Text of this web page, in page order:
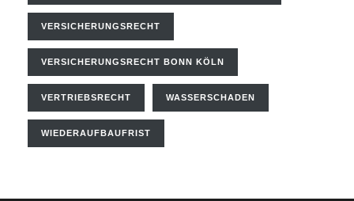
VERSICHERUNGSRECHT
VERSICHERUNGSRECHT BONN KÖLN
VERTRIEBSRECHT WASSERSCHADEN
WIEDERAUFBAUFRIST